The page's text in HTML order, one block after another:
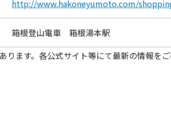
http://www.hakoneyumoto.com/
箱根登山電車 箱根湯本駅
ます。各公式サイト等にて最新の情報をご